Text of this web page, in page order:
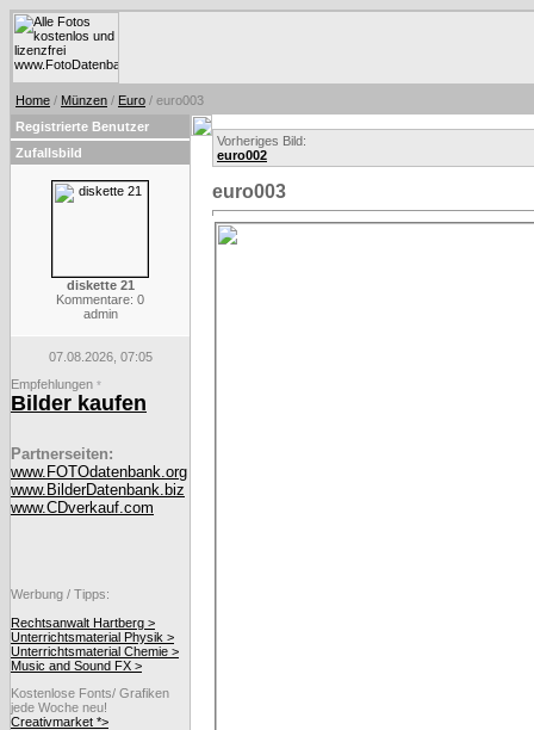
Home / Münzen / Euro / euro003
Registrierte Benutzer
Zufallsbild
diskette 21
Kommentare: 0
admin
07.08.2026, 07:05
Empfehlungen *
Bilder kaufen
Partnerseiten:
www.FOTOdatenbank.org
www.BilderDatenbank.biz
www.CDverkauf.com
Werbung / Tipps:
Rechtsanwalt Hartberg >
Unterrichtsmaterial Physik >
Unterrichtsmaterial Chemie >
Music and Sound FX >
Kostenlose Fonts/ Grafiken
jede Woche neu!
Creativmarket *>
Vorheriges Bild:
euro002
euro003